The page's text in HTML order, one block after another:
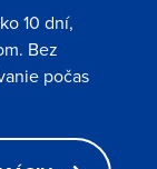
10 dní,
Bez
počas